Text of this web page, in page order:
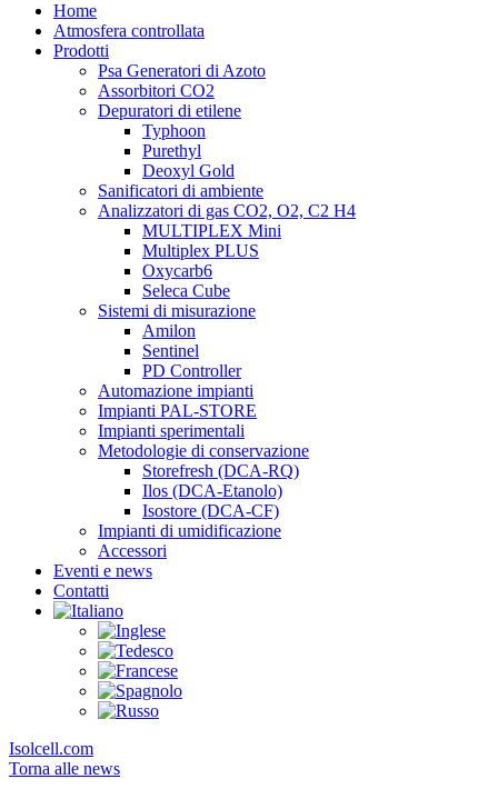
Home
Atmosfera controllata
Prodotti
Psa Generatori di Azoto
Assorbitori CO2
Depuratori di etilene
Typhoon
Purethyl
Deoxyl Gold
Sanificatori di ambiente
Analizzatori di gas CO2, O2, C2 H4
MULTIPLEX Mini
Multiplex PLUS
Oxycarb6
Seleca Cube
Sistemi di misurazione
Amilon
Sentinel
PD Controller
Automazione impianti
Impianti PAL-STORE
Impianti sperimentali
Metodologie di conservazione
Storefresh (DCA-RQ)
Ilos (DCA-Etanolo)
Isostore (DCA-CF)
Impianti di umidificazione
Accessori
Eventi e news
Contatti
Isolcell.com
Torna alle news